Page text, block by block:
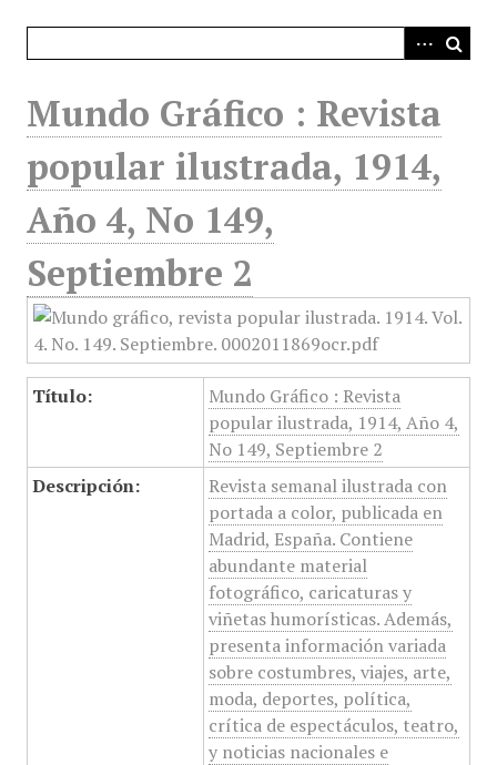
Mundo Gráfico : Revista
popular ilustrada, 1914,
Año 4, No 149,
Septiembre 2
Título:
Mundo Gráfico : Revista
popular ilustrada, 1914, Año 4,
No 149, Septiembre 2
Descripción:
Revista semanal ilustrada con
portada a color, publicada en
Madrid, España. Contiene
abundante material
fotográfico, caricaturas y
viñetas humorísticas. Además,
presenta información variada
sobre costumbres, viajes, arte,
moda, deportes, política,
crítica de espectáculos, teatro,
y noticias nacionales e